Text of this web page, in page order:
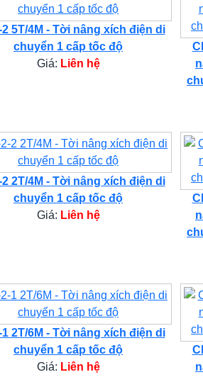
2 5T/4M - Tời nâng xích điện di
chuyển 1 cấp tốc độ
Giá: Liên hệ
2 2T/4M - Tời nâng xích điện di
chuyển 1 cấp tốc độ
Giá: Liên hệ
1 2T/6M - Tời nâng xích điện di
chuyển 1 cấp tốc độ
Giá: Liên hệ